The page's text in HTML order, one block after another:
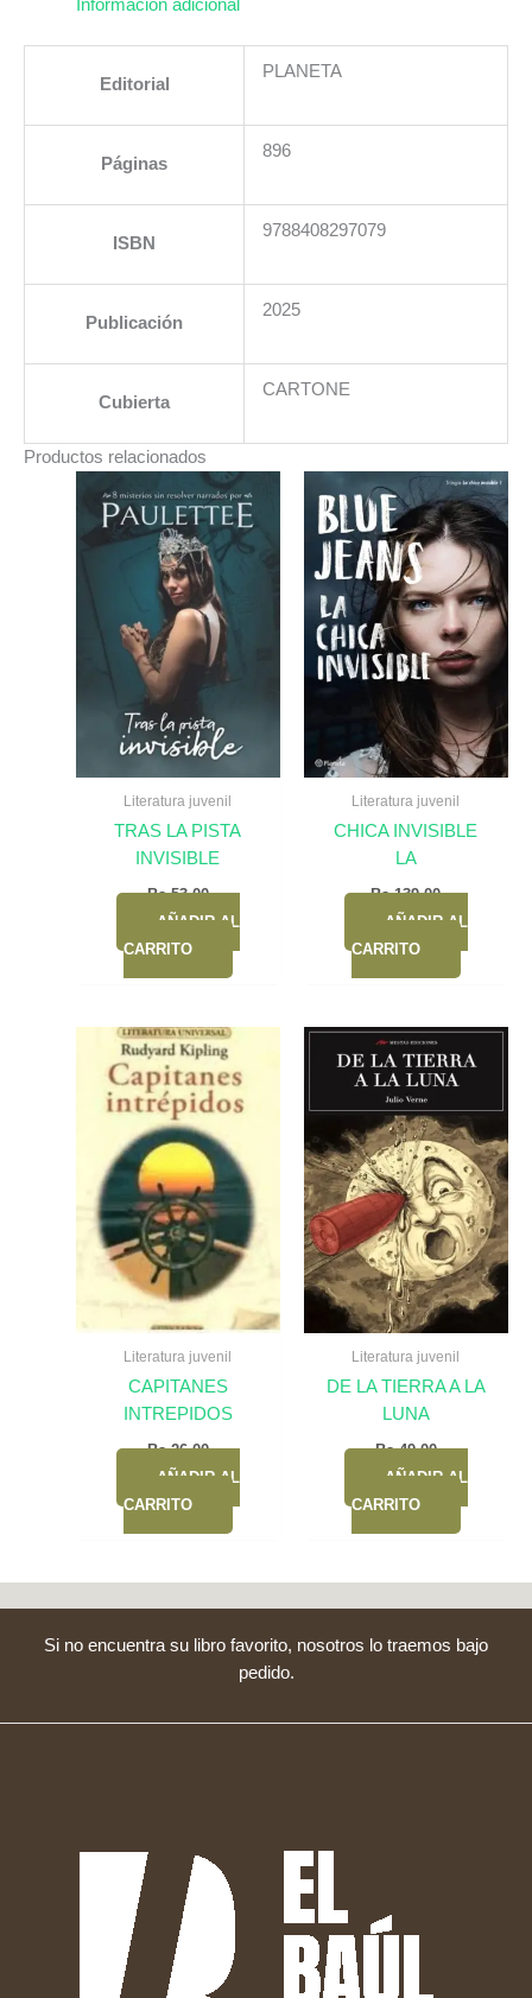
Información adicional
Editorial
PLANETA
Páginas
896
ISBN
9788408297079
Publicación
2025
Cubierta
CARTONE
Productos relacionados
Literatura juvenil
TRAS LA PISTA
INVISIBLE
Bs.53,00
AÑADIR AL
CARRITO
Literatura juvenil
CHICA INVISIBLE
LA
Bs.139,00
AÑADIR AL
CARRITO
Literatura juvenil
CAPITANES
INTREPIDOS
Bs.26,00
AÑADIR AL
CARRITO
Literatura juvenil
DE LA TIERRA A LA
LUNA
Bs.49,00
AÑADIR AL
CARRITO
Si no encuentra su libro favorito, nosotros lo traemos bajo
pedido.